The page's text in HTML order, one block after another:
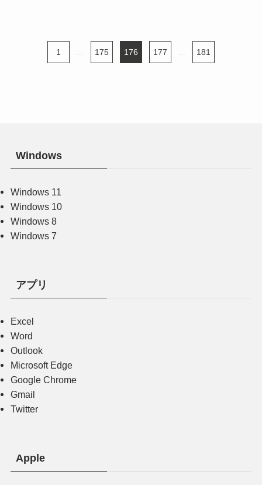
1 ... 175 176 177 ... 181
Windows
Windows 11
Windows 10
Windows 8
Windows 7
アプリ
Excel
Word
Outlook
Microsoft Edge
Google Chrome
Gmail
Twitter
Apple